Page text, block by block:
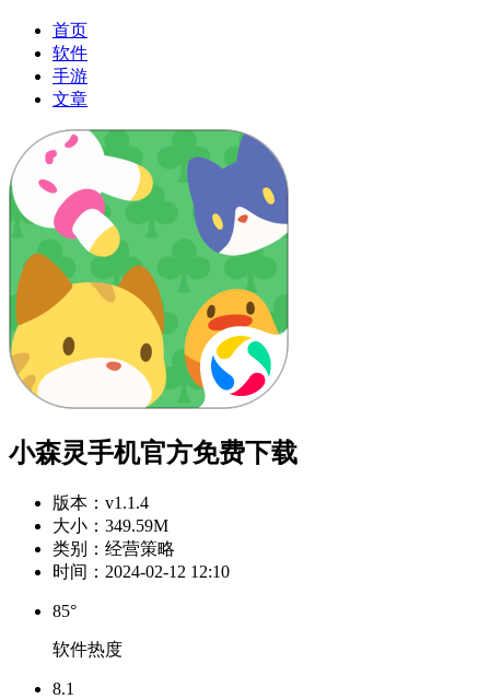
首页
软件
手游
文章
小森灵手机官方免费下载
版本： v1.1.4
大小： 349.59M
类别： 经营策略
时间： 2024-02-12 12:10
85°
软件热度
8.1